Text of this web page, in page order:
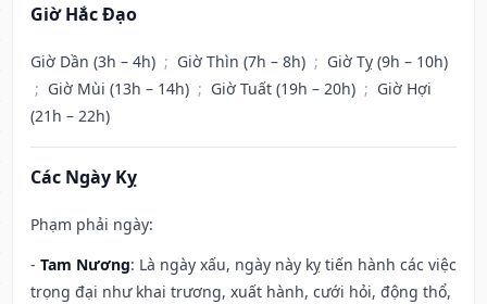
Giờ Hắc Đạo
Giờ Dần (3h – 4h) ; Giờ Thìn (7h – 8h) ; Giờ Tỵ (9h – 10h)
; Giờ Mùi (13h – 14h) ; Giờ Tuất (19h – 20h) ; Giờ Hợi
(21h – 22h)
Các Ngày Kỵ
Phạm phải ngày:
- Tam Nương: Là ngày xấu, ngày này kỵ tiến hành các việc
trọng đại như khai trương, xuất hành, cưới hỏi, động thổ,